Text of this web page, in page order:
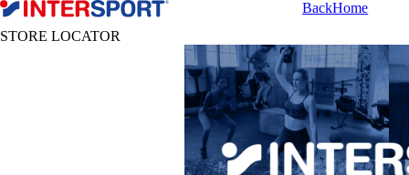
BackHome
STORE LOCATOR